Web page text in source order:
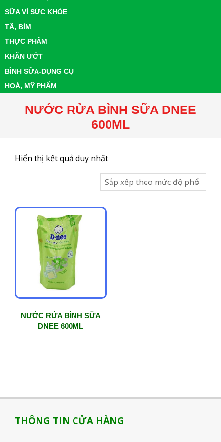
SỮA VÌ SỨC KHỎE
TÃ, BỈM
THỰC PHẨM
KHĂN ƯỚT
BÌNH SỮA-DỤNG CỤ
HOÁ, MỸ PHẨM
NƯỚC RỬA BÌNH SỮA DNEE
600ML
Hiển thị kết quả duy nhất
NƯỚC RỬA BÌNH SỮA
DNEE 600ML
THÔNG TIN CỬA HÀNG